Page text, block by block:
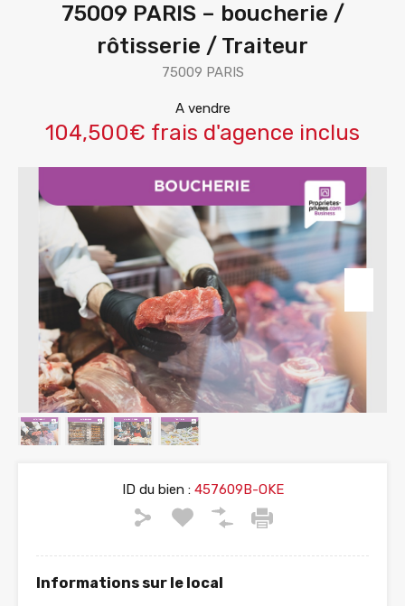
75009 PARIS – boucherie /
rôtisserie / Traiteur
75009 PARIS
A vendre
104,500€ frais d'agence inclus
ID du bien :457609B-OKE
Informations sur le local